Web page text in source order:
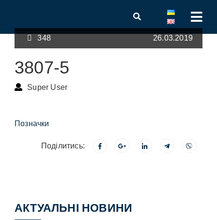
348 26.03.2019
3807-5
Super User
Позначки
Поділитись:
АКТУАЛЬНІ НОВИНИ